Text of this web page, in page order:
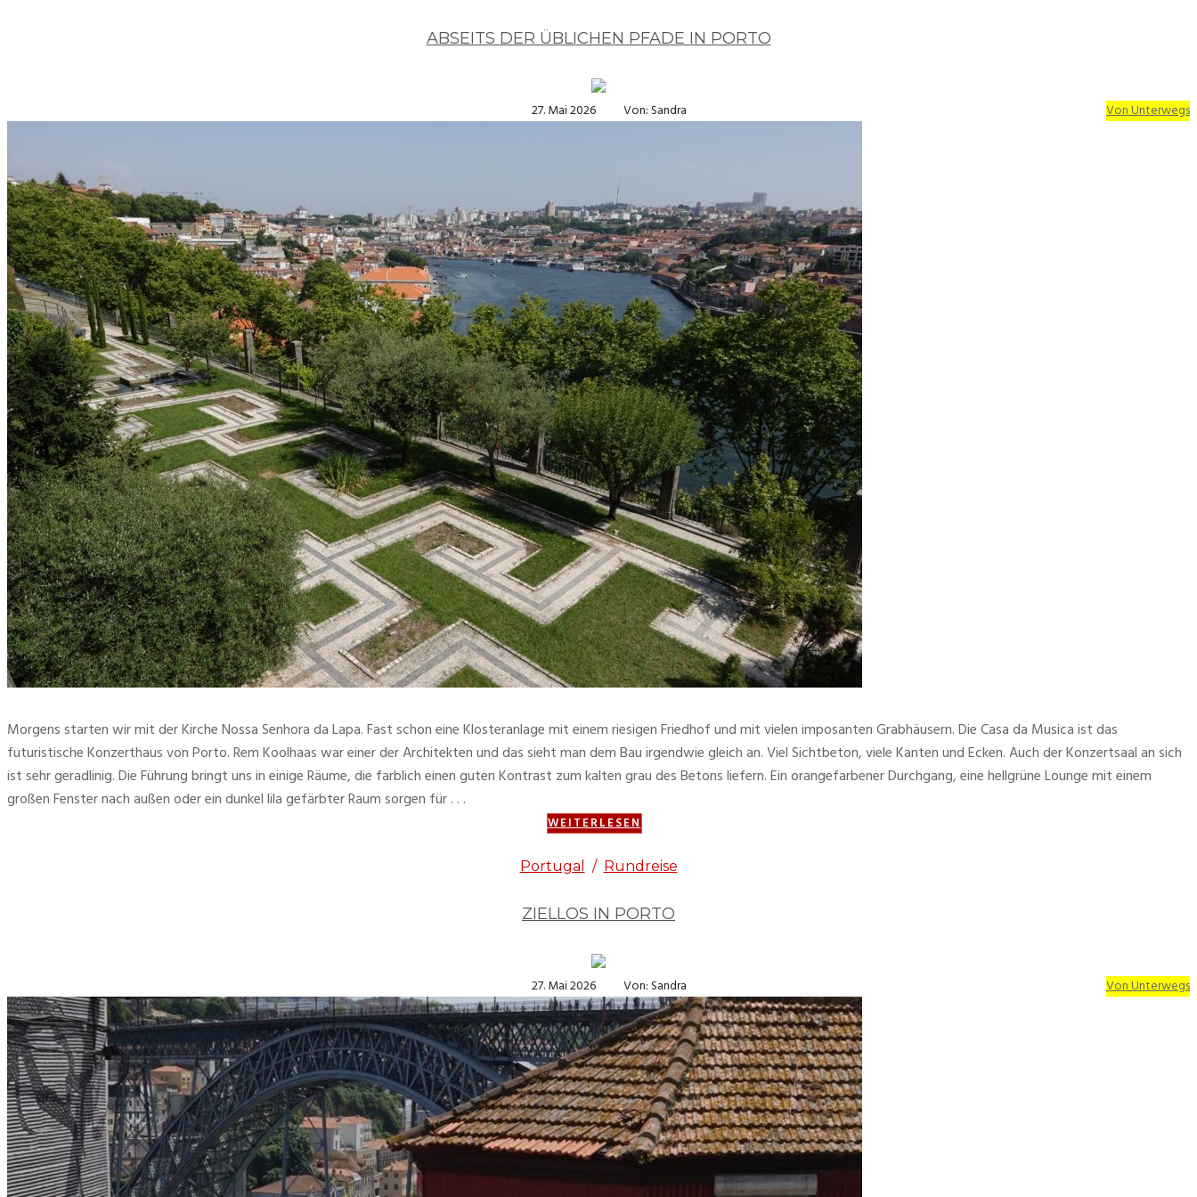
ABSEITS DER ÜBLICHEN PFADE IN PORTO
27. Mai 2026 Von: Sandra Von Unterwegs
Morgens starten wir mit der Kirche Nossa Senhora da Lapa. Fast schon eine Klosteranlage mit einem riesigen Friedhof und mit vielen imposanten Grabhäusern. Die Casa da Musica ist das
futuristische Konzerthaus von Porto. Rem Koolhaas war einer der Architekten und das sieht man dem Bau irgendwie gleich an. Viel Sichtbeton, viele Kanten und Ecken. Auch der Konzertsaal an sich
ist sehr geradlinig. Die Führung bringt uns in einige Räume, die farblich einen guten Kontrast zum kalten grau des Betons liefern. Ein orangefarbener Durchgang, eine hellgrüne Lounge mit einem
großen Fenster nach außen oder ein dunkel lila gefärbter Raum sorgen für . . .
WEITERLESEN
Portugal / Rundreise
ZIELLOS IN PORTO
27. Mai 2026 Von: Sandra Von Unterwegs